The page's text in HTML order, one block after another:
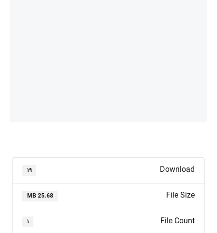
Download ۱۹
File Size
25.68 MB
File Count ۱